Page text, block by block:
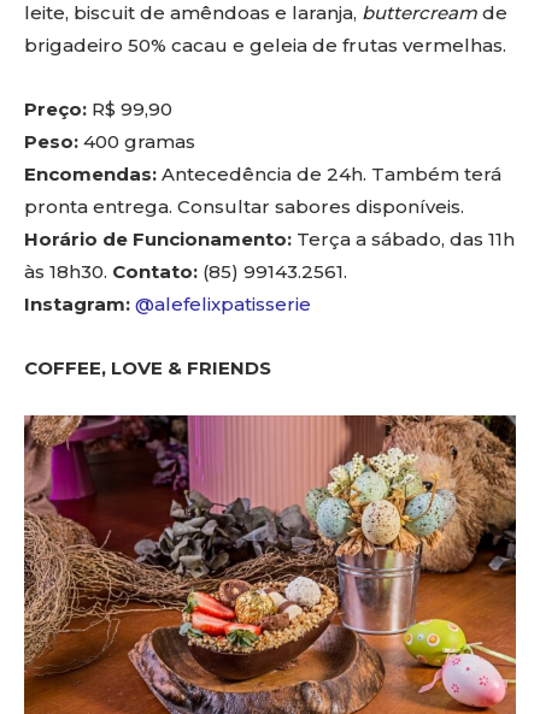
leite, biscuit de amêndoas e laranja, buttercream de
brigadeiro 50% cacau e geleia de frutas vermelhas.
Preço: R$ 99,90
Peso: 400 gramas
Encomendas: Antecedência de 24h. Também terá
pronta entrega. Consultar sabores disponíveis.
Horário de Funcionamento: Terça a sábado, das 11h
às 18h30. Contato: (85) 99143.2561.
Instagram: @alefelixpatisserie
COFFEE, LOVE & FRIENDS